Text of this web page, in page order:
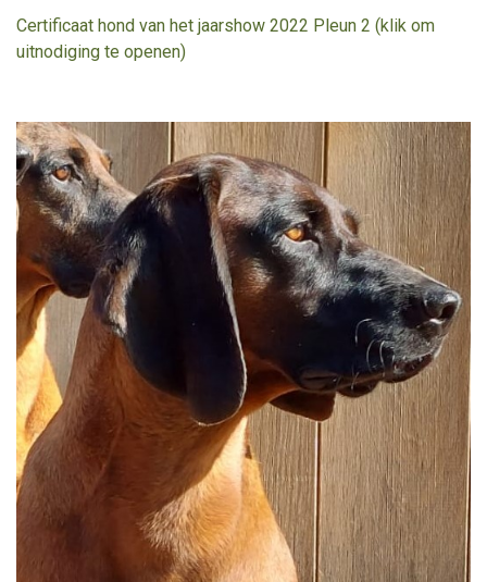
Certificaat hond van het jaarshow 2022 Pleun 2 (klik om
uitnodiging te openen)